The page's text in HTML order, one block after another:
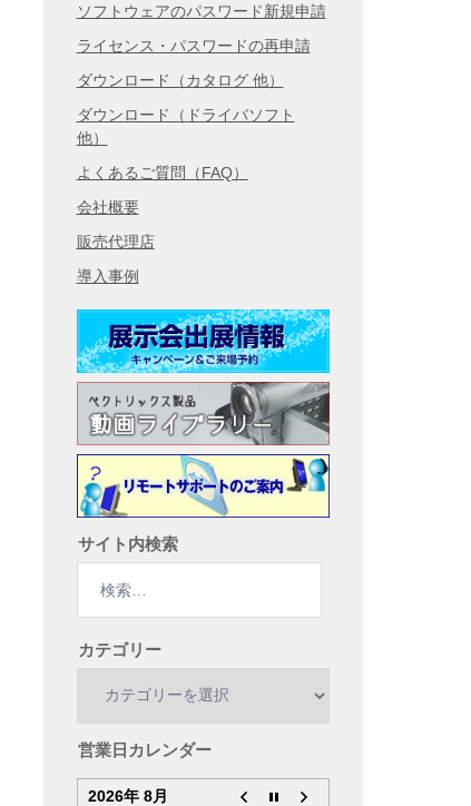
ソフトウェアのパスワード新規申請
ライセンス・パスワードの再申請
ダウンロード（カタログ 他）
ダウンロード（ドライバソフト
他）
よくあるご質問（FAQ）
会社概要
販売代理店
導入事例
サイト内検索
カテゴリー
リ
営業日カレンダー
2026年 8月